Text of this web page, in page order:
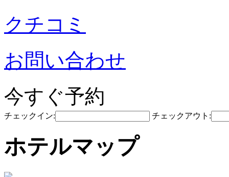
クチコミ
お問い合わせ
今すぐ予約
チェックイン: チェックアウト:
ホテルマップ